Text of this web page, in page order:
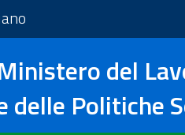
Vai al sito del Governo
del
delle Politiche